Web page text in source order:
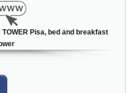
Pisa, bed and breakfast